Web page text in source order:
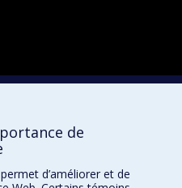
de
d’améliorer et de